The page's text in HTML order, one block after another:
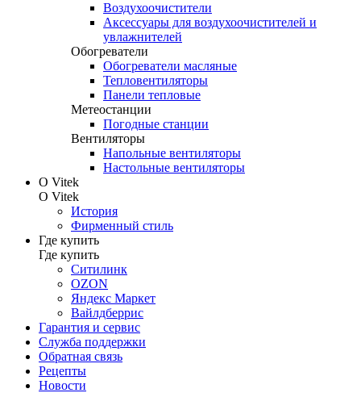
Воздухоочистители
Аксессуары для воздухоочистителей и
увлажнителей
Обогреватели
Обогреватели масляные
Тепловентиляторы
Панели тепловые
Метеостанции
Погодные станции
Вентиляторы
Напольные вентиляторы
Настольные вентиляторы
О Vitek
О Vitek
История
Фирменный стиль
Где купить
Где купить
Ситилинк
OZON
Яндекс Маркет
Вайлдберрис
Гарантия и сервис
Служба поддержки
Обратная связь
Рецепты
Новости